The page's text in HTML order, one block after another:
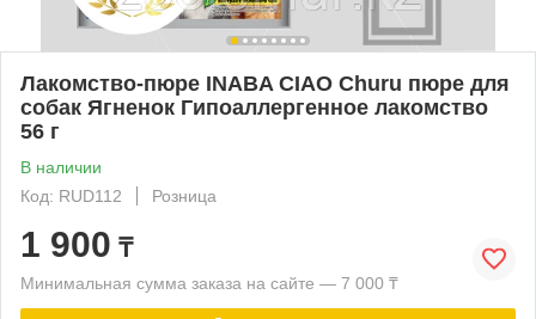
Лакомство-пюре INABA CIAO Churu пюре для
собак Ягненок Гипоаллергенное лакомство
56 г
В наличии
Код: RUD112
Розница
1 900 ₸
Минимальная сумма заказа на сайте — 7 000 ₸